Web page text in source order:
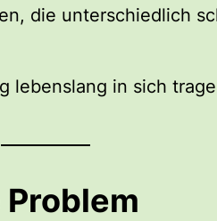
die unterschiedlich
lebenslang in sich